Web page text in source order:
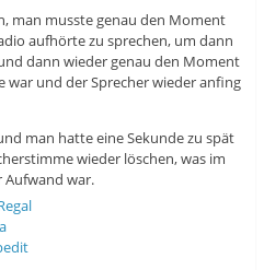
man musste genau den Moment
aufhörte zu sprechen, um dann
dann wieder genau den Moment
war und der Sprecher wieder anfing
man hatte eine Sekunde zu spät
wieder löschen, was im
Aufwand war.